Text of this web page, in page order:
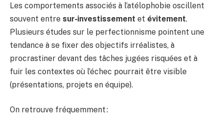
Les comportements associés à l’atélophobie oscillent
souvent entre sur‑investissement et évitement.
Plusieurs études sur le perfectionnisme pointent une
tendance à se fixer des objectifs irréalistes, à
procrastiner devant des tâches jugées risquées et à
fuir les contextes où l’échec pourrait être visible
(présentations, projets en équipe).
On retrouve fréquemment :